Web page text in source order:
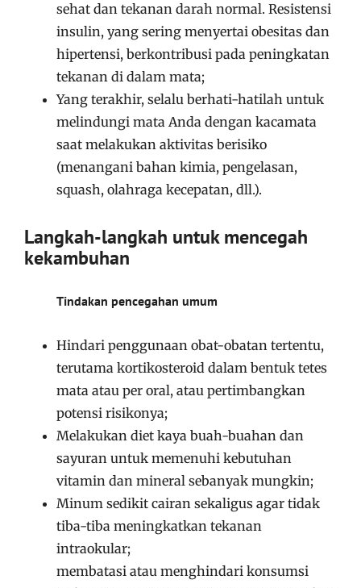
sehat dan tekanan darah normal. Resistensi
insulin, yang sering menyertai obesitas dan
hipertensi, berkontribusi pada peningkatan
tekanan di dalam mata;
Yang terakhir, selalu berhati-hatilah untuk
melindungi mata Anda dengan kacamata
saat melakukan aktivitas berisiko
(menangani bahan kimia, pengelasan,
squash, olahraga kecepatan, dll.).
Langkah-langkah untuk mencegah
kekambuhan
Tindakan pencegahan umum
Hindari penggunaan obat-obatan tertentu,
terutama kortikosteroid dalam bentuk tetes
mata atau per oral, atau pertimbangkan
potensi risikonya;
Melakukan diet kaya buah-buahan dan
sayuran untuk memenuhi kebutuhan
vitamin dan mineral sebanyak mungkin;
Minum sedikit cairan sekaligus agar tidak
tiba-tiba meningkatkan tekanan
intraokular;
membatasi atau menghindari konsumsi